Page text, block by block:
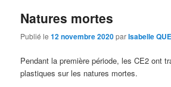
Natures mortes
Publié le12 novembre 2020parIsabelle
Pendant la première période, les CE2 ont
plastiques sur les natures mortes.